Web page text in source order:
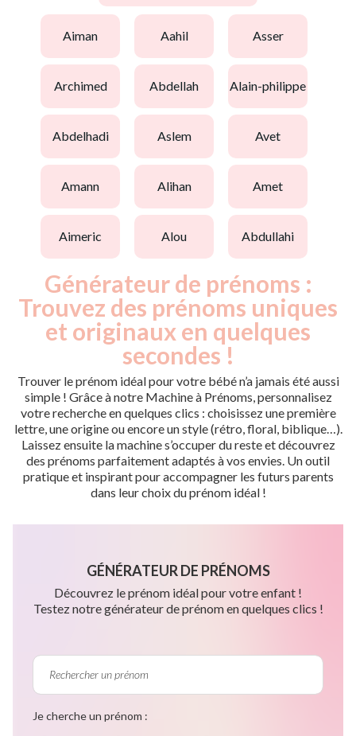
aiman aahil asser
archimed abdellah alain-philippe
abdelhadi aslem avet
amann alihan amet
aimeric alou abdullahi
Générateur de prénoms :
Trouvez des prénoms uniques
et originaux en quelques
secondes !
Trouver le prénom idéal pour votre bébé n’a jamais été aussi
simple ! Grâce à notre Machine à Prénoms, personnalisez
votre recherche en quelques clics : choisissez une première
lettre, une origine ou encore un style (rétro, floral, biblique…).
Laissez ensuite la machine s’occuper du reste et découvrez
des prénoms parfaitement adaptés à vos envies. Un outil
pratique et inspirant pour accompagner les futurs parents
dans leur choix du prénom idéal !
GÉNÉRATEUR DE PRÉNOMS
Découvrez le prénom idéal pour votre enfant !
Testez notre générateur de prénom en quelques clics !
Je cherche un prénom :